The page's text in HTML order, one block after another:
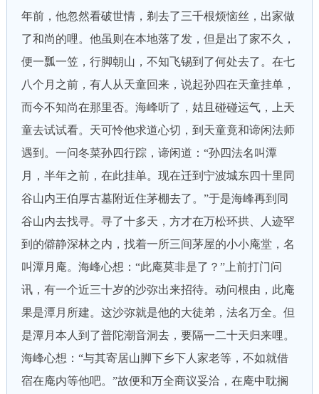
年前，他忽然看破世情，剃去了三千根烦恼丝，出家做
了和尚的哩。他虽则在本地落了发，但是出了家不久，
便一瓢一笠，行脚朝山，不知飞锡到了何处去了。在七
八个月之前，有人从天童回来，说起孙四在天童挂单，
而今不知尚在那里否。海峰听了，姑且碰碰运气，上天
童去试试看。天可怜他求道心切，到天童竟和谛闲法师
遇到。一问冬菜孙四行踪，谛闲道：“孙四法名叫潭
月，半年之前，在此挂单。现在迁到宁波城东四十里同
谷山内王伯厚古墓附近住茅棚去了。”于是海峰再到同
谷山内去找寻。寻了十多天，方才在万松环拱、人迹罕
到的僻静深林之内，找着一所三间茅屋的小小庵堂，名
叫潭月庵。海峰心想：“此庵莫非是了？”上前打门问
讯，有一个近三十岁的沙弥出来招待。动问根由，此庵
果是潭月所建。这沙弥就是他的大徒弟，法名万全。但
是潭月本人到了普陀潮音洞去，要隔一二十天归来哩。
海峰心想：“与其寄居山脚下乡下人家老等，不如就借
宿在庵内等他吧。”故便和万全商议妥洽，在庵中耽搁